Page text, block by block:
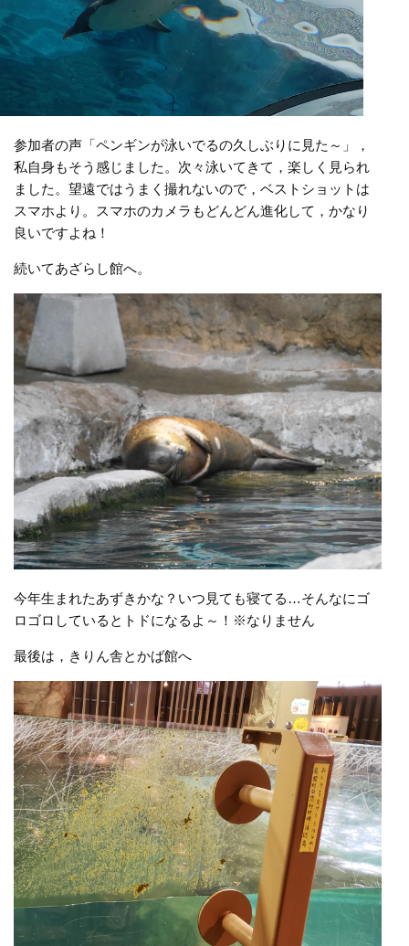
参加者の声「ペンギンが泳いでるの久しぶりに見た～」，
私自身もそう感じました。次々泳いてきて，楽しく見られ
ました。望遠ではうまく撮れないので，ベストショットは
スマホより。スマホのカメラもどんどん進化して，かなり
良いですよね！
続いてあざらし館へ。
今年生まれたあずきかな？いつ見ても寝てる…そんなにゴ
ロゴロしているとトドになるよ～！※なりません
最後は，きりん舎とかば館へ